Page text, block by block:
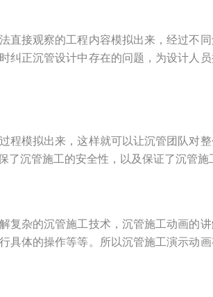
直接观察的工程内容模拟出来，经过不
纠正沉管设计中存在的问题，为设计人
程模拟出来，这样就可以让沉管团队对
了沉管施工的安全性，以及保证了沉管施
复杂的沉管施工技术，沉管施工动画的
具体的操作等等。所以沉管施工演示动